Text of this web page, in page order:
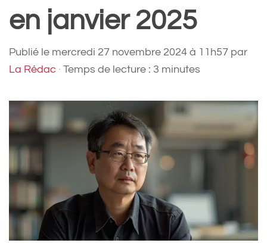
en janvier 2025
Publié le mercredi 27 novembre 2024 à 11h57 par
La Rédac · Temps de lecture : 3 minutes